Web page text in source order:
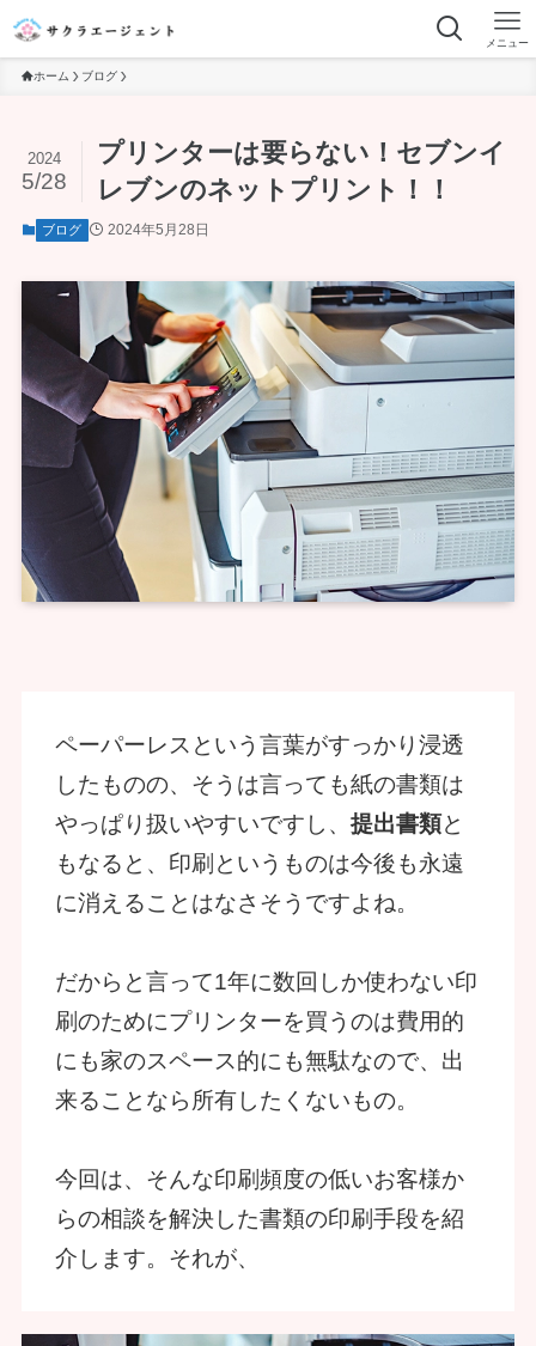
メニュー
ホーム ブログ
プリンターは要らない！セブンイ
レブンのネットプリント！！
2024
5/28
ブログ 2024年5月28日
ペーパーレスという言葉がすっかり浸透
したものの、そうは言っても紙の書類は
やっぱり扱いやすいですし、提出書類と
もなると、印刷というものは今後も永遠
に消えることはなさそうですよね。
だからと言って1年に数回しか使わない印
刷のためにプリンターを買うのは費用的
にも家のスペース的にも無駄なので、出
来ることなら所有したくないもの。
今回は、そんな印刷頻度の低いお客様か
らの相談を解決した書類の印刷手段を紹
介します。それが、